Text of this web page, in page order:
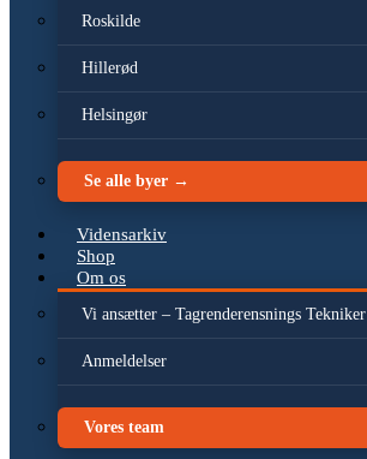
Roskilde
Hillerød
Helsingør
Se alle byer →
Vidensarkiv
Shop
Om os
Vi ansætter – Tagrenderensnings Tekniker
Anmeldelser
Vores team